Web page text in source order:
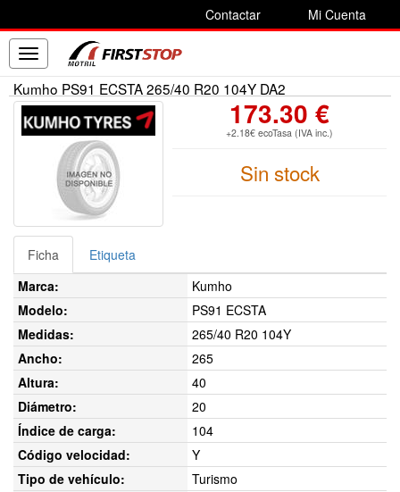
Contactar Mi Cuenta
Toggle
navigation
Kumho PS91 ECSTA 265/40 R20 104Y DA2
173.30 €
+2.18€ ecoTasa (IVA inc.)
Sin stock
Ficha
Etiqueta
Marca:
Kumho
Modelo:
PS91 ECSTA
Medidas:
265/40 R20 104Y
Ancho:
265
Altura:
40
Diámetro:
20
Índice de carga:
104
Código velocidad:
Y
Tipo de vehículo:
Turismo